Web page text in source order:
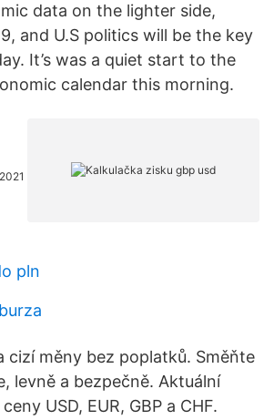
data on the lighter side,
and U.S politics will be the key
It’s was a quiet start to the
calendar this morning.
pln
cizí měny bez poplatků. Směňte
levně a bezpečně. Aktuální
USD, EUR, GBP a CHF.